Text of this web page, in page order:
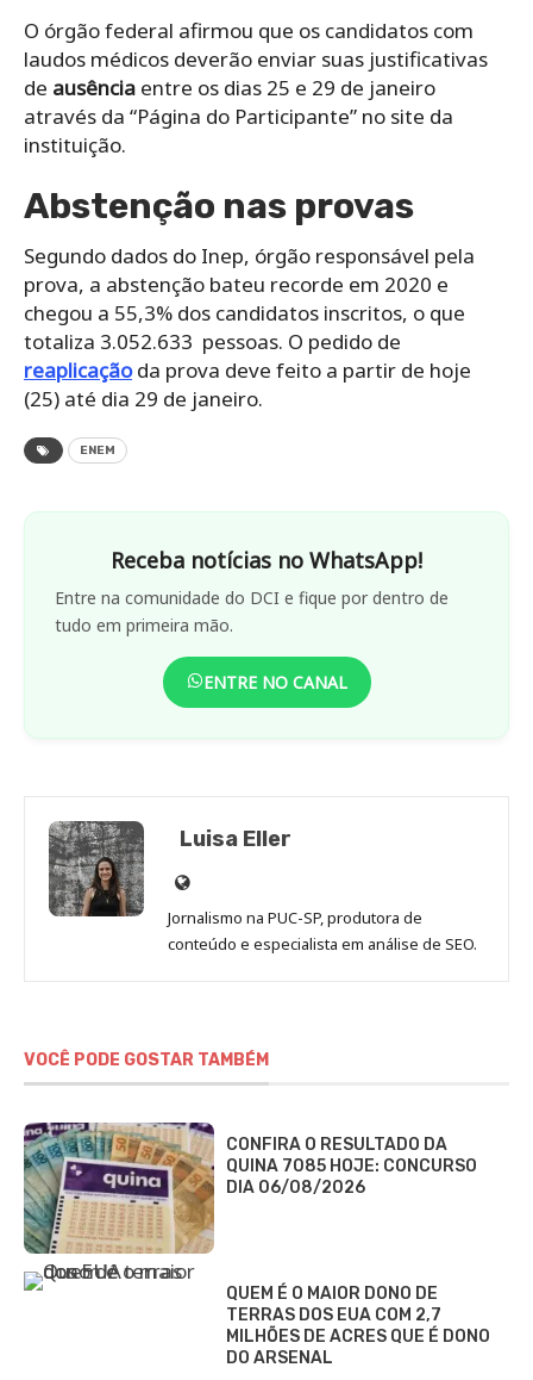
O órgão federal afirmou que os candidatos com
laudos médicos deverão enviar suas justificativas
de ausência entre os dias 25 e 29 de janeiro
através da “Página do Participante” no site da
instituição.
Abstenção nas provas
Segundo dados do Inep, órgão responsável pela
prova, a abstenção bateu recorde em 2020 e
chegou a 55,3% dos candidatos inscritos, o que
totaliza 3.052.633 pessoas. O pedido de
reaplicaçãoda prova deve feito a partir de hoje
(25) até dia 29 de janeiro.
ENEM
Receba notícias no WhatsApp!
Entre na comunidade do DCI e fique por dentro de
tudo em primeira mão.
ENTRE NO CANAL
Luisa Eller
Site
de
Luisa
Jornalismo na PUC-SP, produtora de
conteúdo e especialista em análise de SEO.
VOCÊ PODE GOSTAR TAMBÉM
CONFIRA O RESULTADO DA
QUINA 7085 HOJE: CONCURSO
DIA 06/08/2026
QUEM É O MAIOR DONO DE
TERRAS DOS EUA COM 2,7
MILHÕES DE ACRES QUE É DONO
DO ARSENAL